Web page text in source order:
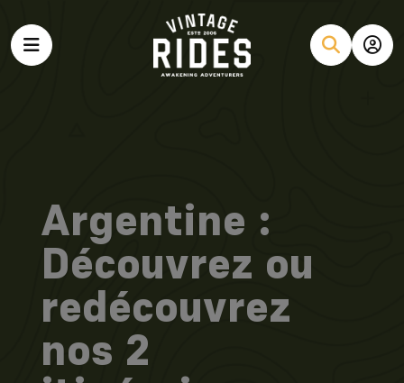
Argentine :
Découvrez ou
redécouvrez
nos 2